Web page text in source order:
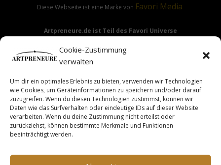
Cookie-Zustimmung
verwalten
Um dir ein optimales Erlebnis zu bieten, verwenden wir Technologien
wie Cookies, um Geräteinformationen zu speichern und/oder darauf
zuzugreifen. Wenn du diesen Technologien zustimmst, können wir
Daten wie das Surfverhalten oder eindeutige IDs auf dieser Website
verarbeiten. Wenn du deine Zustimmung nicht erteilst oder
zurückziehst, können bestimmte Merkmale und Funktionen
beeinträchtigt werden.
Diese Webseite ist eine Marke von Favori Media
Artpreneure.de ist Teil des Favori Universe
Hinweis:Die Angebote & Inhalte dieser Seite richten sich
ausdrücklich nur an Gewerbetreibende & Unternehmer im
Sinne des §14 BGB.
Facebook TM Inc. Additionally, this site is NOT endorsed by